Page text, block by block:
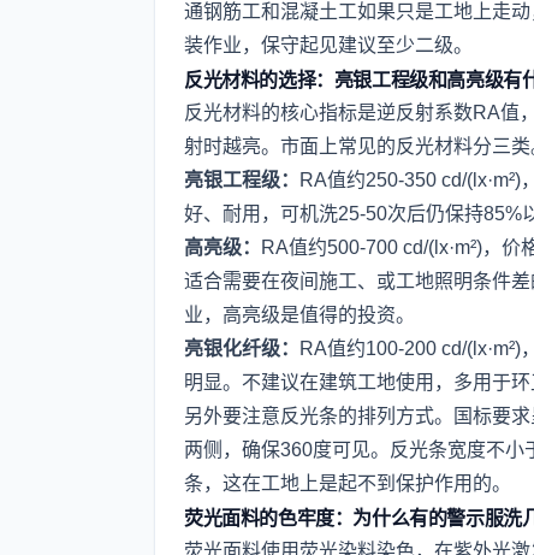
通钢筋工和混凝土工如果只是工地上走
装作业，保守起见建议至少二级。
反光材料的选择：亮银工程级和高亮级有
反光材料的核心指标是逆反射系数RA值
射时越亮。市面上常见的反光材料分三类
亮银工程级：
RA值约250-350 cd/
好、耐用，可机洗25-50次后仍保持85%
高亮级：
RA值约500-700 cd/(lx·m²)，价
适合需要在夜间施工、或工地照明条件
业，高亮级是值得的投资。
亮银化纤级：
RA值约100-200 cd/
明显。不建议在建筑工地使用，多用于环
另外要注意反光条的排列方式。国标要
两侧，确保360度可见。反光条宽度不
条，这在工地上是起不到保护作用的。
荧光面料的色牢度：为什么有的警示服洗
荧光面料使用荧光染料染色，在紫外光